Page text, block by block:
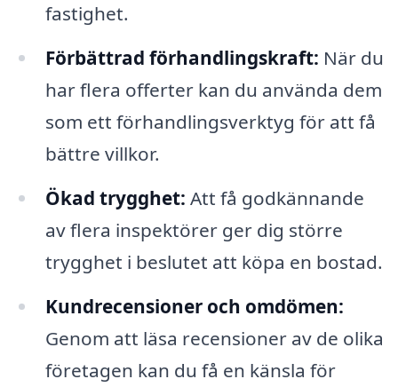
fastighet.
Förbättrad förhandlingskraft: När du
har flera offerter kan du använda dem
som ett förhandlingsverktyg för att få
bättre villkor.
Ökad trygghet: Att få godkännande
av flera inspektörer ger dig större
trygghet i beslutet att köpa en bostad.
Kundrecensioner och omdömen:
Genom att läsa recensioner av de olika
företagen kan du få en känsla för